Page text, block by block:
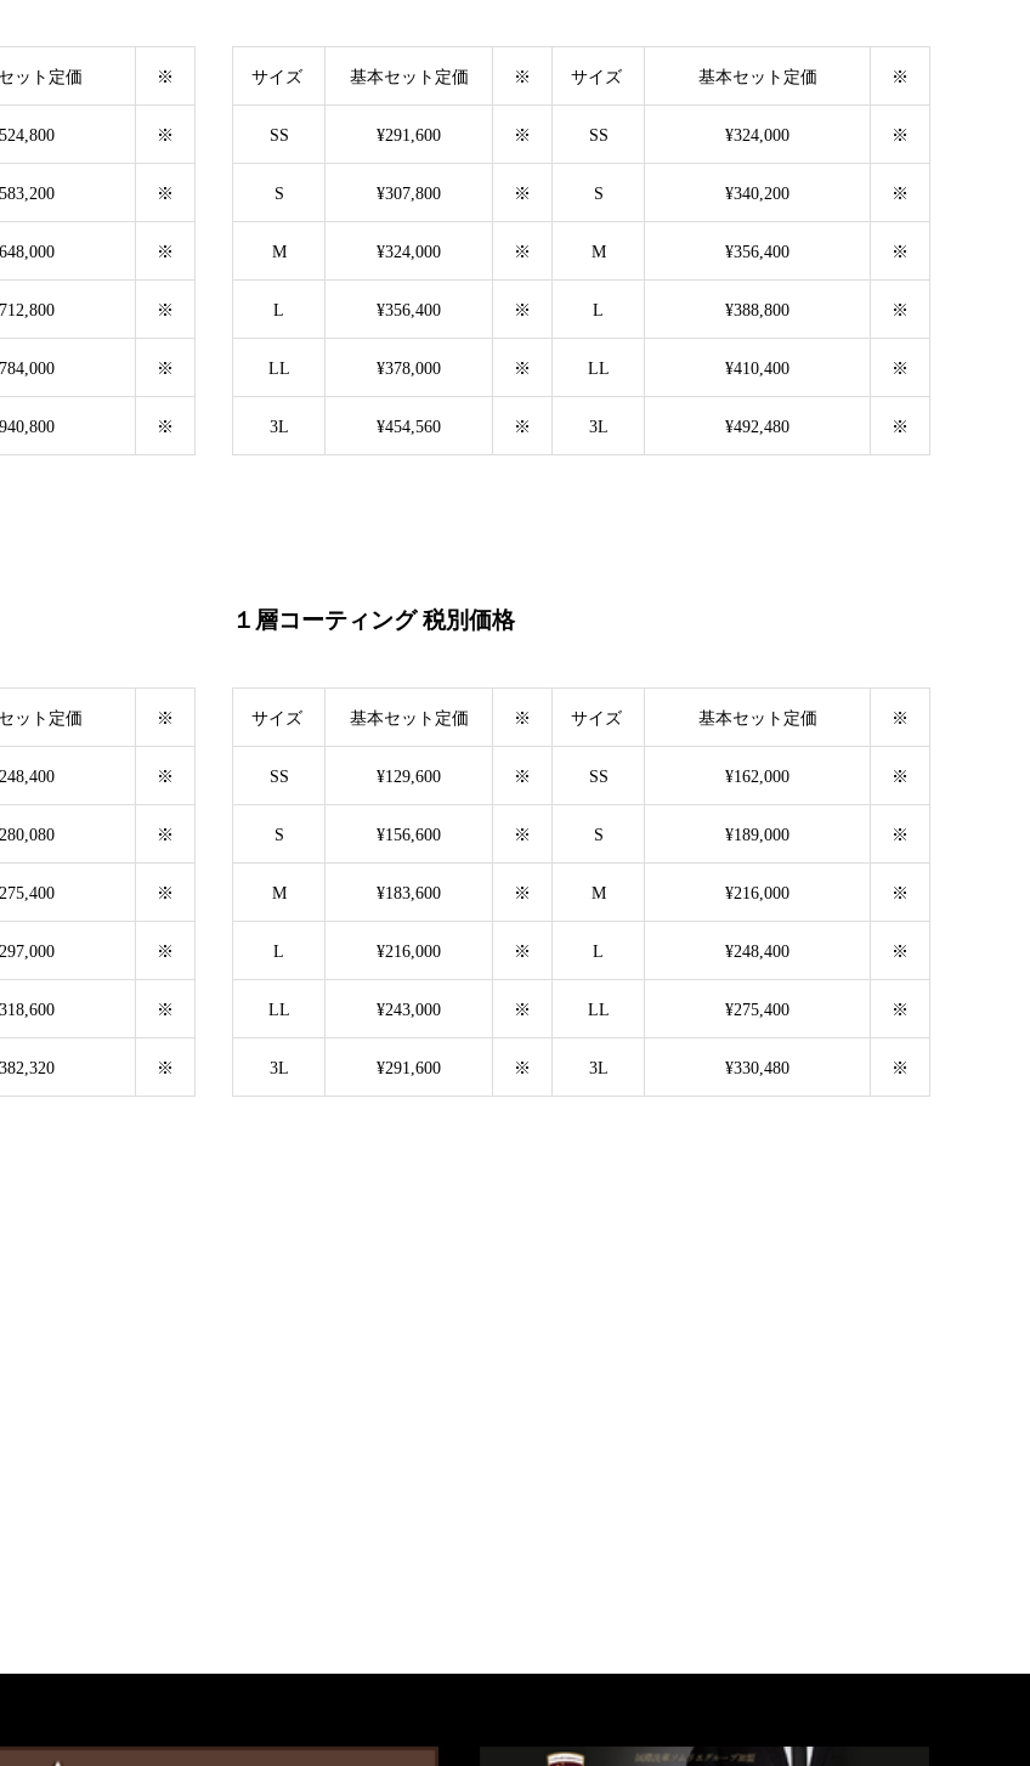
ット定価 ※
※
※
※
※
※
※
サイズ 基本セット定価 ※ サイズ 基本セット定価 ※
SS ¥291,600 ※ SS ¥324,000 ※
S ¥307,800 ※ S ¥340,200 ※
M ¥324,000 ※ M ¥356,400 ※
L ¥356,400 ※ L ¥388,800 ※
LL ¥378,000 ※ LL ¥410,400 ※
3L ¥454,560 ※ 3L ¥492,480 ※
ット定価 ※
※
※
※
※
※
※
１層コーティング 税別価格
サイズ 基本セット定価 ※ サイズ 基本セット定価 ※
SS ¥129,600 ※ SS ¥162,000 ※
S ¥156,600 ※ S ¥189,000 ※
M ¥183,600 ※ M ¥216,000 ※
L ¥216,000 ※ L ¥248,400 ※
LL ¥243,000 ※ LL ¥275,400 ※
3L ¥291,600 ※ 3L ¥330,480 ※